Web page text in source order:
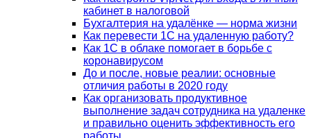
кабинет в налоговой
Бухгалтерия на удалёнке — норма жизни
Как перевести 1С на удаленную работу?
Как 1С в облаке помогает в борьбе с
коронавирусом
До и после, новые реалии: основные
отличия работы в 2020 году
Как организовать продуктивное
выполнение задач сотрудника на удаленке
и правильно оценить эффективность его
работы